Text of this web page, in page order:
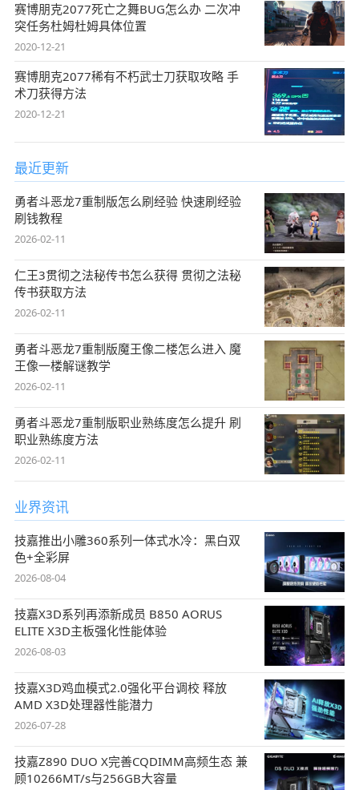
赛博朋克2077死亡之舞BUG怎么办 二次冲
突任务杜姆杜姆具体位置
2020-12-21
赛博朋克2077稀有不朽武士刀获取攻略 手
术刀获得方法
2020-12-21
最近更新
勇者斗恶龙7重制版怎么刷经验 快速刷经验
刷钱教程
2026-02-11
仁王3贯彻之法秘传书怎么获得 贯彻之法秘
传书获取方法
2026-02-11
勇者斗恶龙7重制版魔王像二楼怎么进入 魔
王像一楼解谜教学
2026-02-11
勇者斗恶龙7重制版职业熟练度怎么提升 刷
职业熟练度方法
2026-02-11
业界资讯
技嘉推出小雕360系列一体式水冷：黑白双
色+全彩屏
2026-08-04
技嘉X3D系列再添新成员 B850 AORUS
ELITE X3D主板强化性能体验
2026-08-03
技嘉X3D鸡血模式2.0强化平台调校 释放
AMD X3D处理器性能潜力
2026-07-28
技嘉Z890 DUO X完善CQDIMM高频生态 兼
顾10266MT/s与256GB大容量